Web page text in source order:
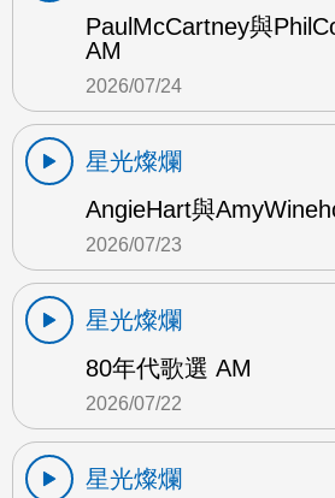
PaulMcCartney與
AM
2026/07/24
星光燦爛
AngieHart與
2026/07/23
星光燦爛
80年代歌選 AM
2026/07/22
星光燦爛